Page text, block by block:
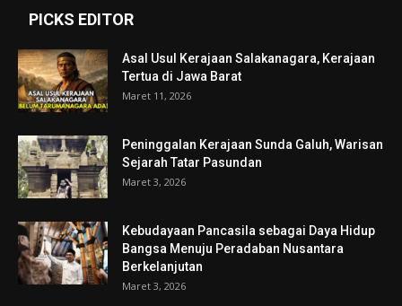
PICKS EDITOR
Asal Usul Kerajaan Salakanagara, Kerajaan
Tertua di Jawa Barat
Maret 11, 2026
Peninggalan Kerajaan Sunda Galuh, Warisan
Sejarah Tatar Pasundan
Maret 3, 2026
Kebudayaan Pancasila sebagai Daya Hidup
Bangsa Menuju Peradaban Nusantara
Berkelanjutan
Maret 3, 2026